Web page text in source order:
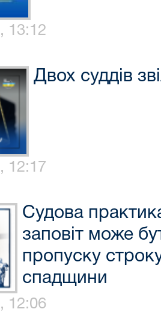
13:12
Двох суддів
12:17
Судова
заповіт може
пропуску
спадщини
12:06